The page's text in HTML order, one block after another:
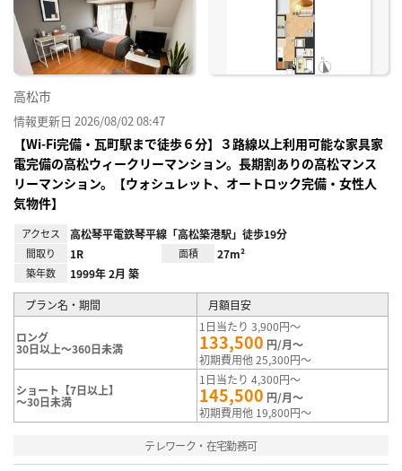
高松市
情報更新日 2026/08/02 08:47
【Wi-Fi完備・瓦町駅まで徒歩６分】３路線以上利用可能な家具家
電完備の高松ウィークリーマンション。長期割ありの高松マンス
リーマンション。【ウォシュレット、オートロック完備・女性人
気物件】
アクセス 高松琴平電鉄琴平線「高松築港駅」徒歩19分
間取り 1R 面積 27m²
築年数 1999年 2月 築
プラン名・期間 月額目安
ロング
30日以上～360日未満
1日当たり 3,900円～
133,500 円/月～
初期費用他 25,300円～
ショート【7日以上】
～30日未満
1日当たり 4,300円～
145,500 円/月～
初期費用他 19,800円～
テレワーク・在宅勤務可